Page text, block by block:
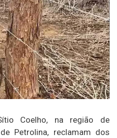
Coelho, na região de
Petrolina, reclamam dos